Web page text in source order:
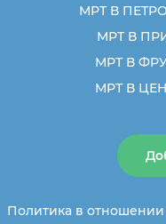
МРТ В
МРТ В
МРТ В
МРТ В
Политика в